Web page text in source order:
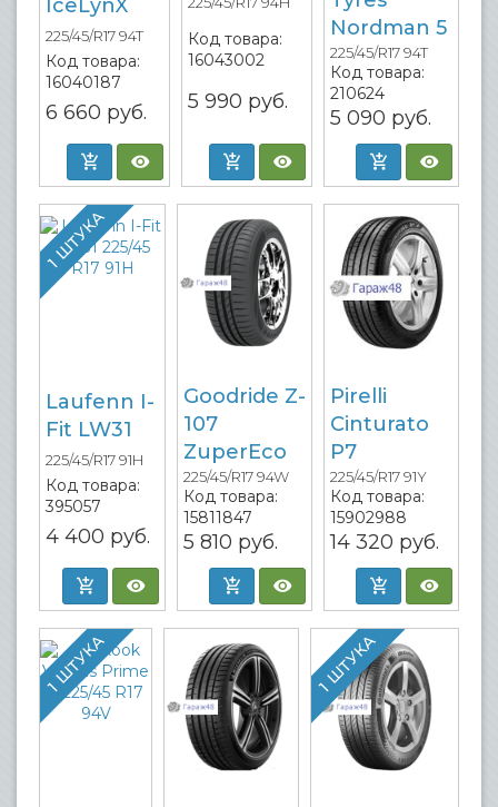
IceLynX
225/45/R17 94T
Код товара:
16040187
6 660 руб.
Код товара:
16043002
5 990 руб.
Nordman 5
225/45/R17 94T
Код товара:
210624
5 090 руб.
1 ШТУКА
Laufenn I-
Fit LW31
225/45/R17 91H
Код товара:
395057
4 400 руб.
Goodride Z-
107
ZuperEco
225/45/R17 94W
Код товара:
15811847
5 810 руб.
Pirelli
Cinturato
P7
225/45/R17 91Y
Код товара:
15902988
14 320 руб.
1 ШТУКА 1 ШТУКА